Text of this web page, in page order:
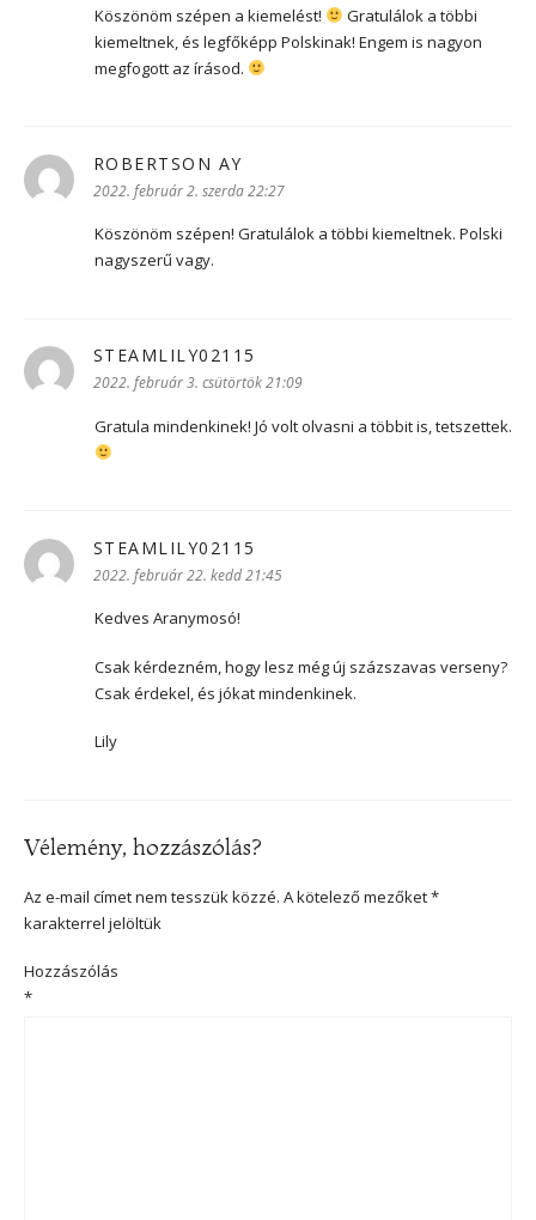
Köszönöm szépen a kiemelést!
Gratulálok a többi
kiemeltnek, és legfőképp Polskinak! Engem is nagyon
megfogott az írásod.
ROBERTSON AY
2022. február 2. szerda 22:27
Köszönöm szépen! Gratulálok a többi kiemeltnek. Polski
nagyszerű vagy.
STEAMLILY02115
2022. február 3. csütörtök 21:09
Gratula mindenkinek! Jó volt olvasni a többit is, tetszettek.
STEAMLILY02115
2022. február 22. kedd 21:45
Kedves Aranymosó!
Csak kérdezném, hogy lesz még új százszavas verseny?
Csak érdekel, és jókat mindenkinek.
Lily
Vélemény, hozzászólás?
Az e-mail címet nem tesszük közzé. A kötelező mezőket*
karakterrel jelöltük
Hozzászólás
*